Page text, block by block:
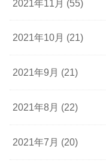
2021年11月 (55)
2021年10月 (21)
2021年9月 (21)
2021年8月 (22)
2021年7月 (20)